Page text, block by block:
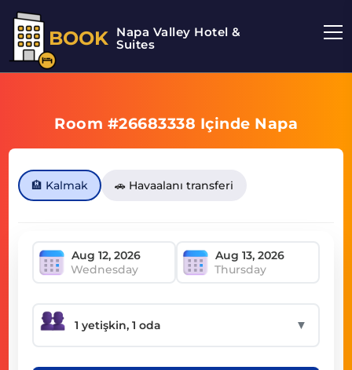
BOOK Napa Valley Hotel &
Suites
Room #26683338 Içinde Napa
🏨 Kalmak 🚗 Havaalanı transferi
Wednesday Thursday
▼